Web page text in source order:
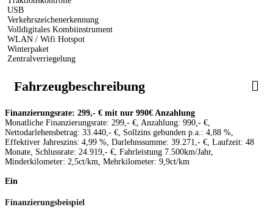
USB
Verkehrszeichenerkennung
Volldigitales Kombiinstrument
WLAN / Wifi Hotspot
Winterpaket
Zentralverriegelung
Fahrzeugbeschreibung
Finanzierungsrate: 299,- € mit nur 990€ Anzahlung
Monatliche Finanzierungsrate: 299,- €, Anzahlung: 990,- €,
Nettodarlehensbetrag: 33.440,- €, Sollzins gebunden p.a.: 4,88 %,
Effektiver Jahreszins: 4,99 %, Darlehnssumme: 39.271,- €, Laufzeit: 48
Monate, Schlussrate: 24.919,- €, Fahrleistung 7.500km/Jahr,
Minderkilometer: 2,5ct/km, Mehrkilometer: 9,9ct/km
Ein
Finanzierungsbeispiel